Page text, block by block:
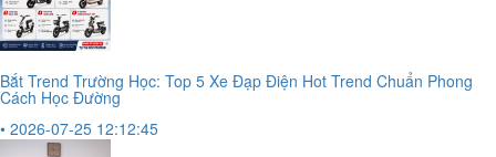
Bắt Trend Trường Học: Top 5 Xe Đạp Điện Hot Trend Chuẩn Phong
Cách Học Đường
• 2026-07-25 12:12:45